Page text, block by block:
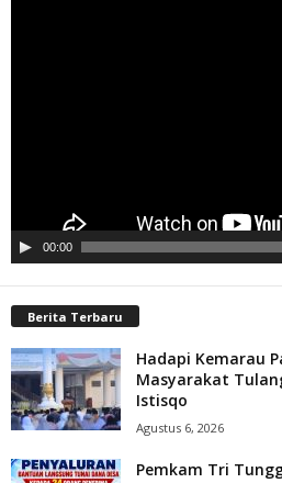
00:00
Berita Terbaru
Hadapi Kemarau
Masyarakat
Istisqo
Agustus 6, 2026
Pemkam Tri